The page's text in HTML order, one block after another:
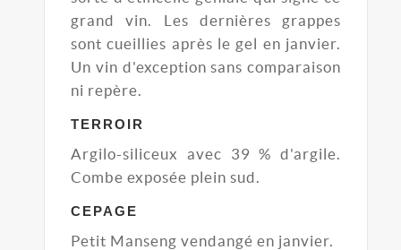
grand vin. Les dernières grappes
sont cueillies après le gel en janvier.
Un vin d'exception sans comparaison
ni repère.
TERROIR
Argilo-siliceux avec 39 % d'argile.
Combe exposée plein sud.
CEPAGE
Petit Manseng vendangé en janvier.